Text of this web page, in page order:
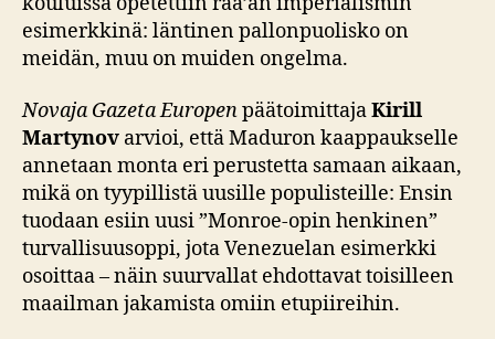
esimerkkinä: läntinen pallonpuolisko on
meidän, muu on muiden ongelma.
Novaja Gazeta EuropenpäätoimittajaKirill
Martynov arvioi, että Maduron kaappaukselle
annetaan monta eri perustetta samaan aikaan,
mikä on tyypillistä uusille populisteille: Ensin
tuodaan esiin uusi ”Monroe-opin henkinen”
turvallisuusoppi, jota Venezuelan esimerkki
osoittaa – näin suurvallat ehdottavat toisilleen
maailman jakamista omiin etupiireihin.